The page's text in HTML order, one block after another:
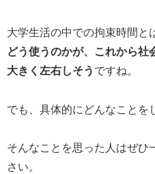
大学生活の中での拘束時間と
どう使うのかが、これから社
大きく左右しそう ですね。
でも、具体的にどんなことを
そんなことを思った人はぜひ
さい。